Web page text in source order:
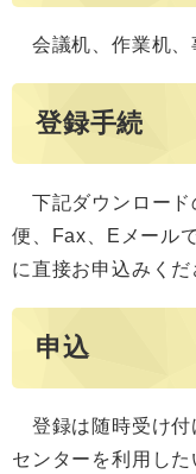
会議机、作業机、
登録手続
下記ダウンロード
便、Fax、Eメール
に直接お申込みくだ
申込
登録は随時受け付
センターを利用し